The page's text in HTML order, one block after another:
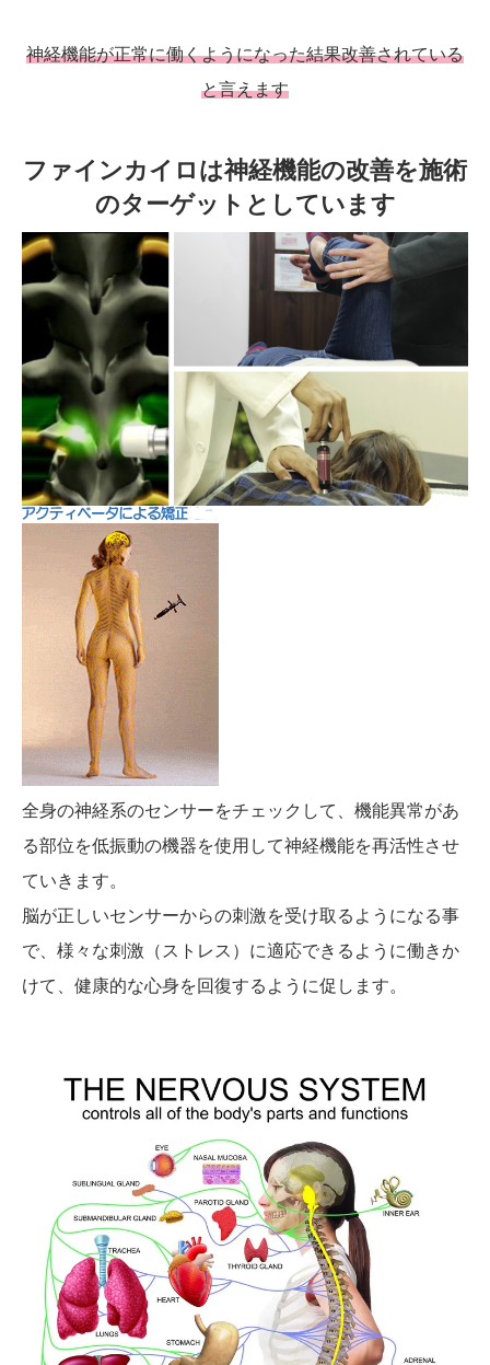
神経機能が正常に働くようになった結果改善されている
と言えます
ファインカイロは神経機能の改善を施術
のターゲットとしています
全身の神経系のセンサーをチェックして、機能異常があ
る部位を低振動の機器を使用して神経機能を再活性させ
ていきます。
脳が正しいセンサーからの刺激を受け取るようになる事
で、様々な刺激（ストレス）に適応できるように働きか
けて、健康的な心身を回復するように促します。